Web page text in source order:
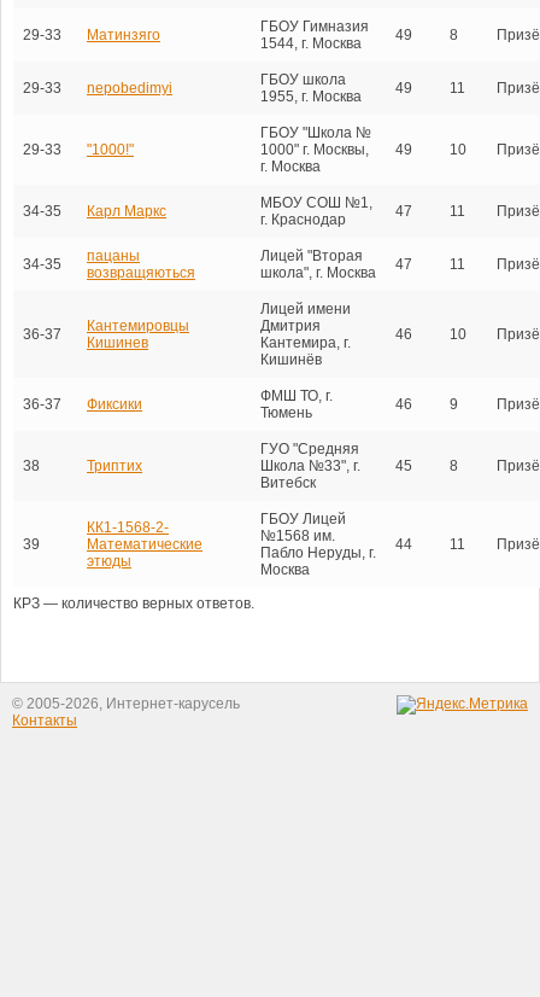
29-33 Матинзяго
ГБОУ Гимназия
1544, г. Москва
49 8
29-33 nepobedimyi
ГБОУ школа
1955, г. Москва
49 11
29-33 "1000!"
ГБОУ "Школа №
1000" г. Москвы,
г. Москва
49 10
34-35 Карл Маркс
МБОУ СОШ №1,
г. Краснодар
47 11
34-35
пацаны
возвращяються
Лицей "Вторая
школа", г. Москва
47 11
36-37
Кантемировцы
Кишинев
Лицей имени
Дмитрия
Кантемира, г.
Кишинёв
46 10
36-37 Фиксики
ФМШ ТО, г.
Тюмень
46 9
38 Триптих
ГУО "Средняя
Школа №33", г.
Витебск
45 8
39
КК1-1568-2-
Математические
этюды
ГБОУ Лицей
№1568 им.
Пабло Неруды, г.
Москва
44 11
КРЗ — количество верных ответов.
© 2005-2026, Интернет-карусель
Контакты